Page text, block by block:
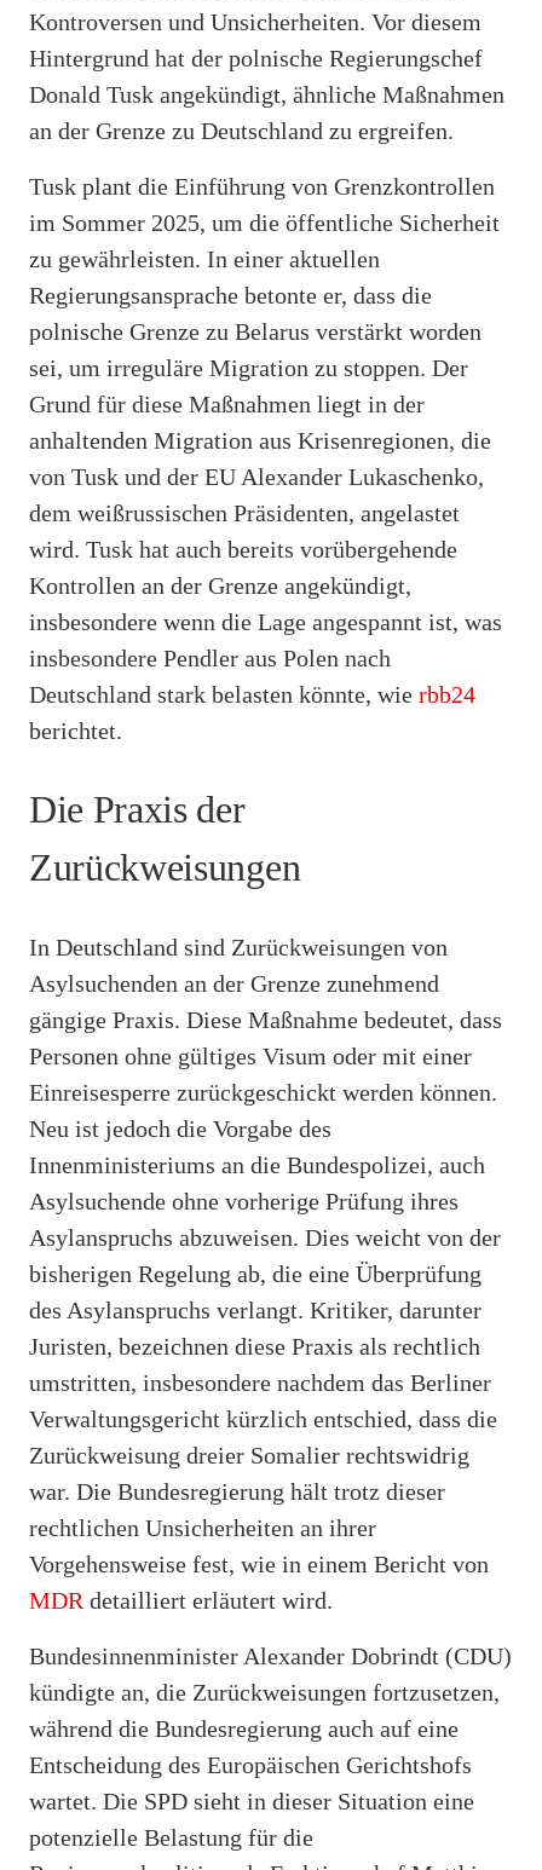
Kontroversen und Unsicherheiten. Vor diesem
Hintergrund hat der polnische Regierungschef
Donald Tusk angekündigt, ähnliche Maßnahmen
an der Grenze zu Deutschland zu ergreifen.
Tusk plant die Einführung von Grenzkontrollen
im Sommer 2025, um die öffentliche Sicherheit
zu gewährleisten. In einer aktuellen
Regierungsansprache betonte er, dass die
polnische Grenze zu Belarus verstärkt worden
sei, um irreguläre Migration zu stoppen. Der
Grund für diese Maßnahmen liegt in der
anhaltenden Migration aus Krisenregionen, die
von Tusk und der EU Alexander Lukaschenko,
dem weißrussischen Präsidenten, angelastet
wird. Tusk hat auch bereits vorübergehende
Kontrollen an der Grenze angekündigt,
insbesondere wenn die Lage angespannt ist, was
insbesondere Pendler aus Polen nach
Deutschland stark belasten könnte, wie rbb24
berichtet.
Die Praxis der
Zurückweisungen
In Deutschland sind Zurückweisungen von
Asylsuchenden an der Grenze zunehmend
gängige Praxis. Diese Maßnahme bedeutet, dass
Personen ohne gültiges Visum oder mit einer
Einreisesperre zurückgeschickt werden können.
Neu ist jedoch die Vorgabe des
Innenministeriums an die Bundespolizei, auch
Asylsuchende ohne vorherige Prüfung ihres
Asylanspruchs abzuweisen. Dies weicht von der
bisherigen Regelung ab, die eine Überprüfung
des Asylanspruchs verlangt. Kritiker, darunter
Juristen, bezeichnen diese Praxis als rechtlich
umstritten, insbesondere nachdem das Berliner
Verwaltungsgericht kürzlich entschied, dass die
Zurückweisung dreier Somalier rechtswidrig
war. Die Bundesregierung hält trotz dieser
rechtlichen Unsicherheiten an ihrer
Vorgehensweise fest, wie in einem Bericht von
MDR detailliert erläutert wird.
Bundesinnenminister Alexander Dobrindt (CDU)
kündigte an, die Zurückweisungen fortzusetzen,
während die Bundesregierung auch auf eine
Entscheidung des Europäischen Gerichtshofs
wartet. Die SPD sieht in dieser Situation eine
potenzielle Belastung für die